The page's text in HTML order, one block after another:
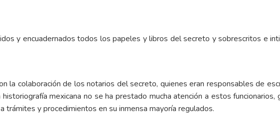
y encuadernados todos los papeles y libros del secreto y sobrescritos e
la colaboración de los notarios del secreto, quienes eran responsables de
mexicana no se ha prestado mucha atención a estos funcionarios,
y procedimientos en su inmensa mayoría regulados.